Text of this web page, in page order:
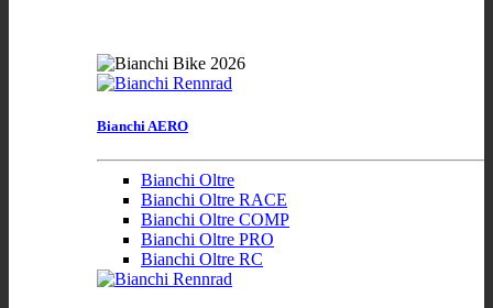
Bianchi AERO
Bianchi Oltre
Bianchi Oltre RACE
Bianchi Oltre COMP
Bianchi Oltre PRO
Bianchi Oltre RC